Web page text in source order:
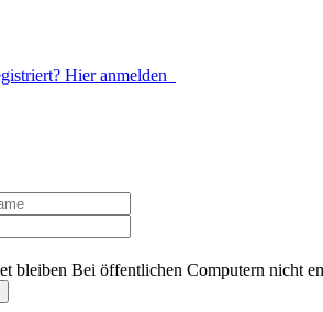
Hier anmelden
bleiben Bei öffentlichen Computern nicht